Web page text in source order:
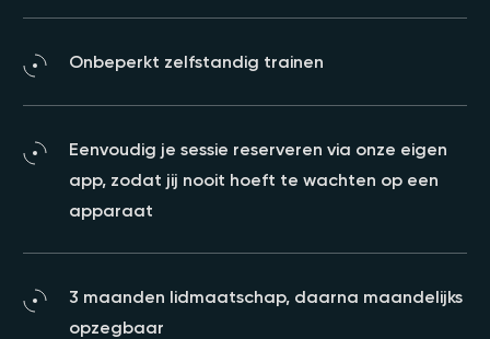
Onbeperkt zelfstandig trainen
Eenvoudig je sessie reserveren via onze eigen
app, zodat jij nooit hoeft te wachten op een
apparaat
3 maanden lidmaatschap, daarna maandelijks
opzegbaar